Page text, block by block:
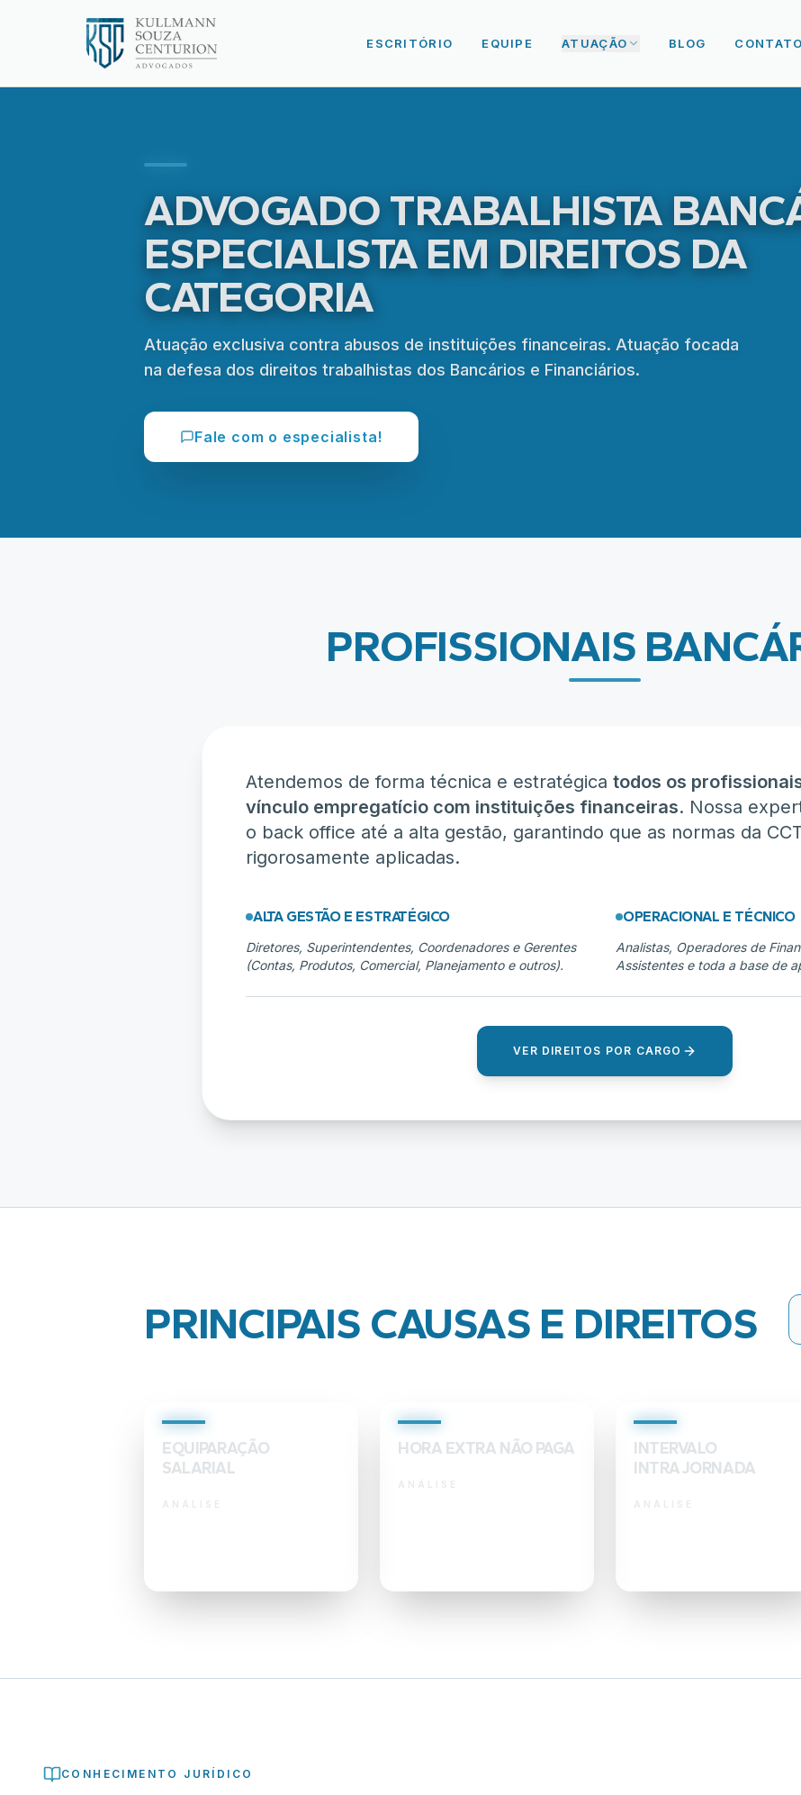
ESCRITÓRIO EQUIPE ATUAÇÃO BLOG CONTATO
ADVOGADO TRABALHISTA
ESPECIALISTA EM DIREITOS DA
CATEGORIA
Atuação exclusiva contra abusos de instituições financeiras. Atuação focada
na defesa dos direitos trabalhistas dos Bancários e Financiários.
Fale com o especialista!
PROFISSIONAIS
Atendemos de forma técnica e estratégica todos os
vínculo empregatício com instituições financeiras. Nossa
o back office até a alta gestão, garantindo que as normas da
rigorosamente aplicadas.
ALTA GESTÃO E ESTRATÉGICO
Diretores, Superintendentes, Coordenadores e Gerentes
(Contas, Produtos, Comercial, Planejamento e outros).
OPERACIONAL E TÉCNICO
Analistas, Operadores de
Assistentes e toda a base de
VER DIREITOS POR CARGO
PRINCIPAIS CAUSAS E DIREITOS
EQUIPARAÇÃO
SALARIAL
ANÁLISE
HORA EXTRA NÃO PAGA
ANÁLISE
INTERVALO
INTRAJORNADA
ANÁLISE
CONHECIMENTO JURÍDICO